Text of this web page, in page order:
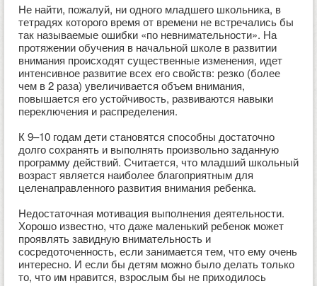
Не найти, пожалуй, ни одного младшего школьника, в
тетрадях которого время от времени не встречались бы
так называемые ошибки «по невнимательности». На
протяжении обучения в начальной школе в развитии
внимания происходят существенные изменения, идет
интенсивное развитие всех его свойств: резко (более
чем в 2 раза) увеличивается объем внимания,
повышается его устойчивость, развиваются навыки
переключения и распределения.
К 9–10 годам дети становятся способны достаточно
долго сохранять и выполнять произвольно заданную
программу действий. Считается, что младший школьный
возраст является наиболее благоприятным для
целенаправленного развития внимания ребенка.
Недостаточная мотивация выполнения деятельности.
Хорошо известно, что даже маленький ребенок может
проявлять завидную внимательность и
сосредоточенность, если занимается тем, что ему очень
интересно. И если бы детям можно было делать только
то, что им нравится, взрослым бы не приходилось